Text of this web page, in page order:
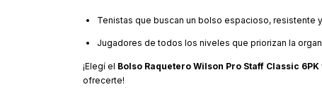
Tenistas que buscan un bolso espacioso, resistente
Jugadores de todos los niveles que priorizan la
¡Elegí el Bolso Raquetero Wilson Pro Staff Classic 6PK
ofrecerte!